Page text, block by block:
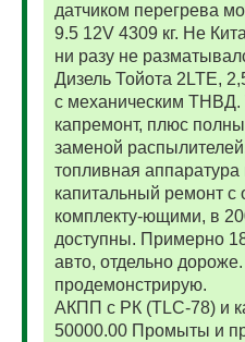
датчиком перегрева
9.5 12V 4309 кг. Не
ни разу не
Дизель Тойота 2LTE,
с механическим
капремонт, плюс
заменой
топливная
капитальный ремонт с
комплекту-ющими, в
доступны. Примерно
авто, отдельно
продемонстрирую.
АКПП с РК (TLC-78) и
50000.00 Промыты и